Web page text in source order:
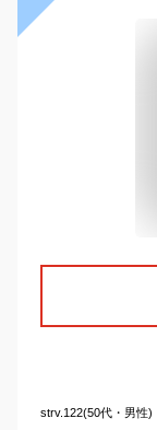
strv.122(50代・男性)